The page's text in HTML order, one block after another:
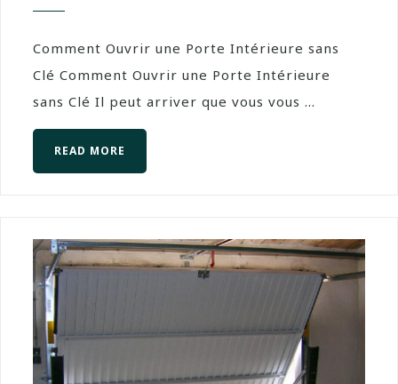
Comment Ouvrir une Porte Intérieure sans
Clé Comment Ouvrir une Porte Intérieure
sans Clé Il peut arriver que vous vous ...
READ MORE